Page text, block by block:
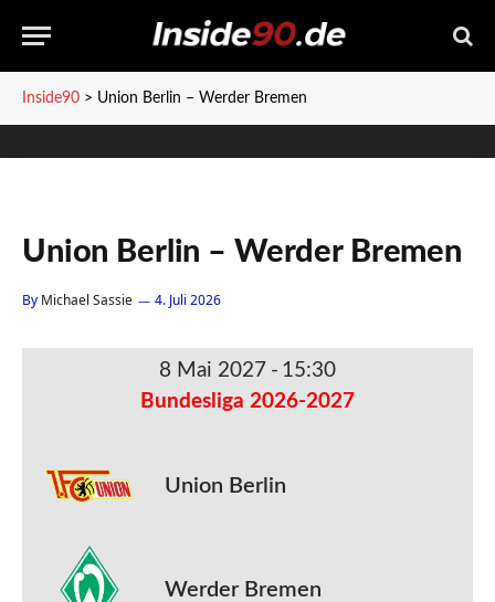
Inside90 > Union Berlin – Werder Bremen
Union Berlin – Werder Bremen
By Michael Sassie 4. Juli 2026
8 Mai 2027 - 15:30
Bundesliga 2026-2027
Union Berlin
Werder Bremen